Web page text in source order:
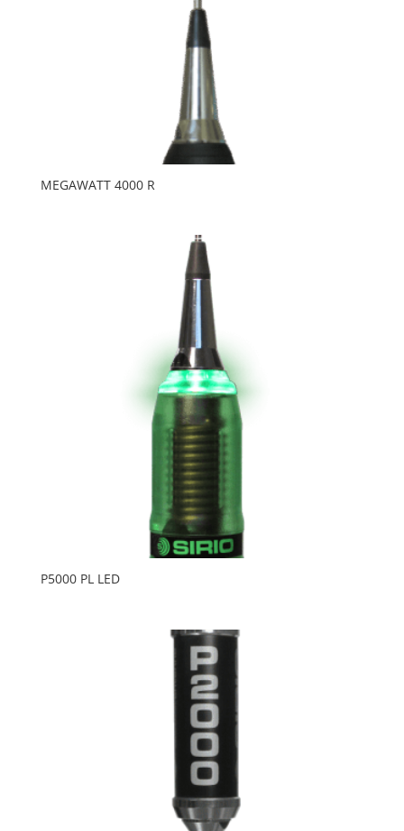
MEGAWATT 4000 R
P5000 PL LED